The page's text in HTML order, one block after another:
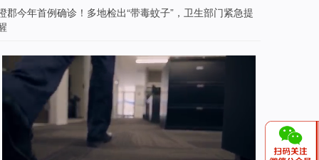
郡今年首例确诊！多地检出“带毒蚊子”，卫生部门紧急提